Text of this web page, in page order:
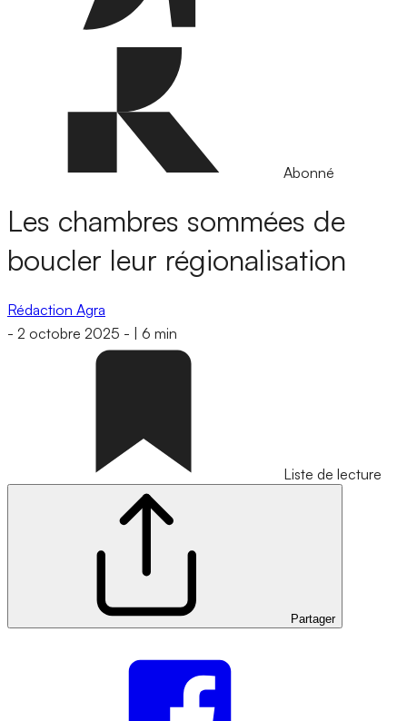
Abonné
Les chambres sommées de
boucler leur régionalisation
Rédaction Agra
- 2 octobre 2025 - 6 min
Liste de lecture
Partager